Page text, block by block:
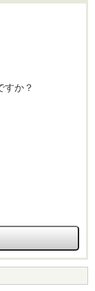
すか？